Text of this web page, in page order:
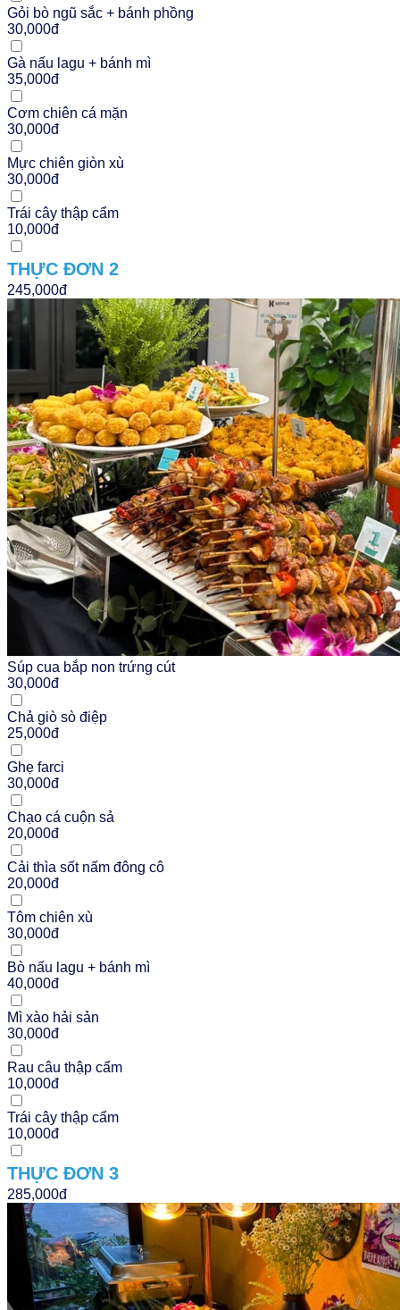
Gỏi bò ngũ sắc + bánh phồng
30,000đ
Gà nấu lagu + bánh mì
35,000đ
Cơm chiên cá mặn
30,000đ
Mực chiên giòn xù
30,000đ
Trái cây thập cẩm
10,000đ
THỰC ĐƠN 2
245,000đ
Súp cua bắp non trứng cút
30,000đ
Chả giò sò điệp
25,000đ
Ghẹ farci
30,000đ
Chạo cá cuộn sả
20,000đ
Cải thìa sốt nấm đông cô
20,000đ
Tôm chiên xù
30,000đ
Bò nấu lagu + bánh mì
40,000đ
Mì xào hải sản
30,000đ
Rau câu thập cẩm
10,000đ
Trái cây thập cẩm
10,000đ
THỰC ĐƠN 3
285,000đ